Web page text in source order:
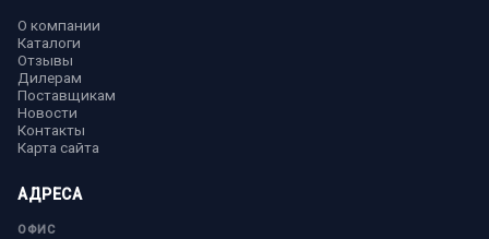
О компании
Каталоги
Отзывы
Дилерам
Поставщикам
Новости
Контакты
Карта сайта
АДРЕСА
ОФИС